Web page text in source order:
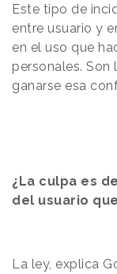
Este tipo de
entre usuario y
en el uso que
personales. Son
ganarse esa
¿La culpa es
del usuario
La ley, explica